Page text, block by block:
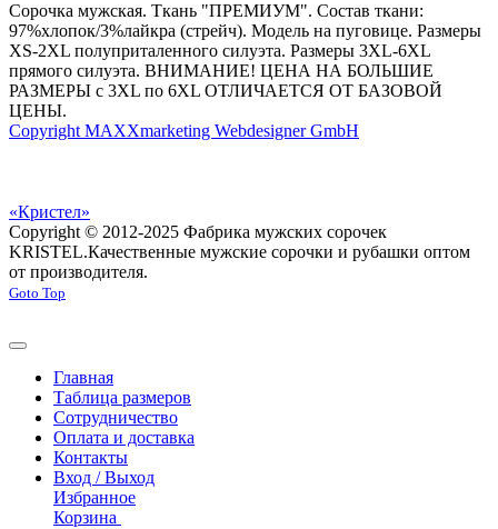
Сорочка мужская. Ткань "ПРЕМИУМ". Состав ткани:
97%хлопок/3%лайкра (стрейч). Модель на пуговице. Размеры
XS-2XL полуприталенного силуэта. Размеры 3XL-6XL
прямого силуэта. ВНИМАНИЕ! ЦЕНА НА БОЛЬШИЕ
РАЗМЕРЫ с 3XL по 6XL ОТЛИЧАЕТСЯ ОТ БАЗОВОЙ
ЦЕНЫ.
Copyright MAXXmarketing Webdesigner GmbH
«Кристел»
Copyright © 2012-2025 Фабрика мужских сорочек
KRISTEL.Качественные мужские сорочки и рубашки оптом
от производителя.
Goto Top
Главная
Таблица размеров
Сотрудничество
Оплата и доставка
Контакты
Вход / Выход
Избранное
Корзина